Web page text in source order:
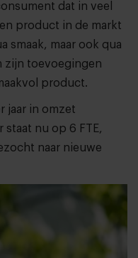
dat in veel
product in de markt
smaak, maar ook qua
zijn toevoegingen
product.
jaar in omzet
nu op 6 FTE,
naar nieuwe